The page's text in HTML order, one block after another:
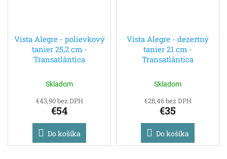
Vista Alegre - polievkový
tanier 25,2 cm -
Transatlântica
Skladom
€43,90 bez DPH
€54
Do košíka
Vista Alegre - dezertný
tanier 21 cm -
Transatlântica
Skladom
€28,46 bez DPH
€35
Do košíka